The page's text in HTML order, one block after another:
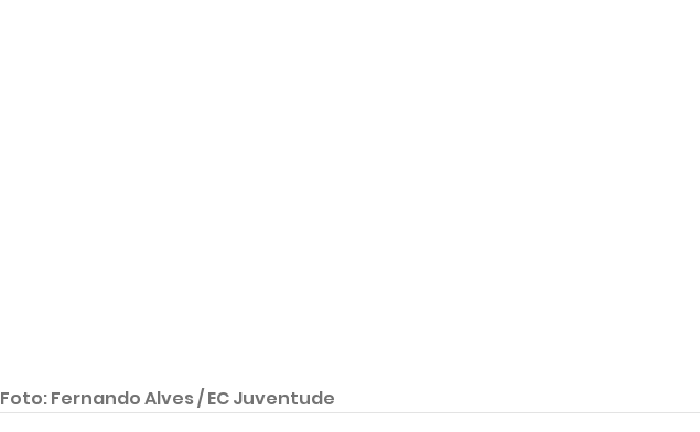
Foto: Fernando Alves / EC Juventude